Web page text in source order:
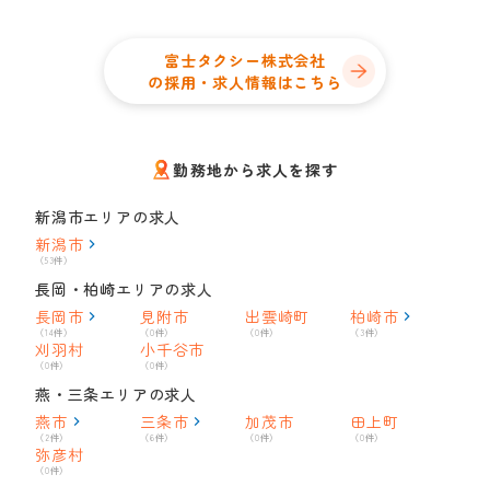
富士タクシー株式会社
の採用・求人情報はこちら
勤務地から求人を探す
新潟市エリアの求人
新潟市
（53件）
長岡・柏崎エリアの求人
長岡市
（14件）
見附市
（0件）
出雲崎町
（0件）
柏崎市
（3件）
刈羽村
（0件）
小千谷市
（0件）
燕・三条エリアの求人
燕市
（2件）
三条市
（6件）
加茂市
（0件）
田上町
（0件）
弥彦村
（0件）